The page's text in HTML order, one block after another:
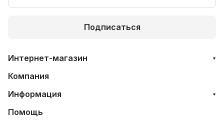
Подписаться
Интернет-магазин
Компания
Информация
Помощь